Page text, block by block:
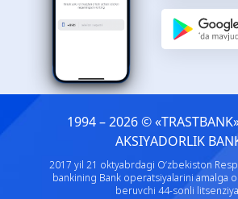
1994 – 2026 ©
AKSIYADORLIK
2017 yil 21 oktyabrdagi O‘zbekiston
bankining Bank operatsiyalarini amalga
beruvchi 44-sonli